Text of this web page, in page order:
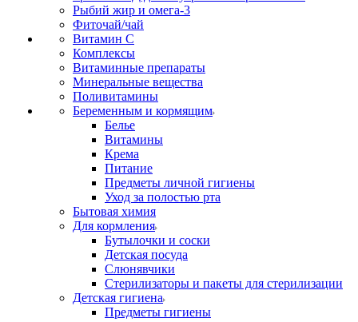
Рыбий жир и омега-3
Фиточай/чай
Витамин С
Комплексы
Витаминные препараты
Минеральные вещества
Поливитамины
Беременным и кормящим
Белье
Витамины
Крема
Питание
Предметы личной гигиены
Уход за полостью рта
Бытовая химия
Для кормления
Бутылочки и соски
Детская посуда
Слюнявчики
Стерилизаторы и пакеты для стерилизации
Детская гигиена
Предметы гигиены